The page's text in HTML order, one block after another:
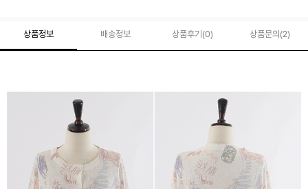
상품정보 배송정보 상품후기(0) 상품문의 (2)